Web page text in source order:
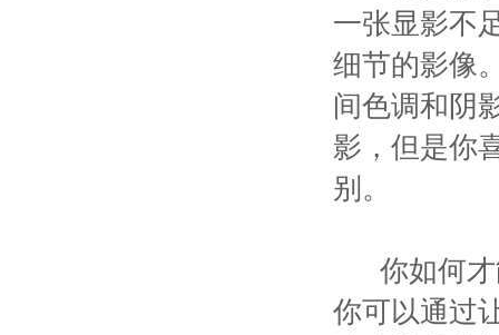
一张显影不
细节的影像
间色调和阴
影，但是你
别。
你如何才
你可以通过